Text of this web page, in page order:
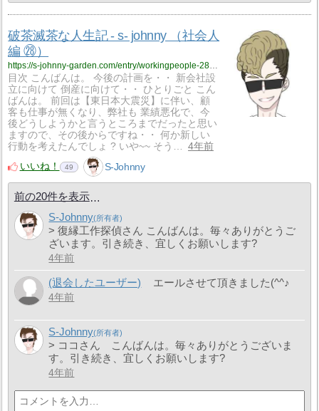
破茶滅茶な人生記 - s- johnny （社会人
編 ㉘）
https://s-johnny-garden.com/entry/workingpeople-28?utm_source=feed
目次 こんばんは。 今後の計画を・・ 新会社設
立に向けて 倒産に向けて・・ ひとりごと こん
ばんは。 前回は【東日本大震災】に伴い、顧
客も仕事が無くなり、弊社も 業績悪化で、今
後どうしようかと言うところまでだったと思い
ますので、その後からですね・・ 何か新しい
行動を考えたんでしょ ? いや~~ そう…
4年前
いいね！
49 S-Johnny
前の20件を表示
S-Johnny
> 復縁工作探偵さん こんばんは。毎々ありがとうご
ざいます。引き続き、宜しくお願いします?
4年前
(退会したユーザー) エールさせて頂きました(^^♪
4年前
S-Johnny
> ココさん こんばんは。毎々ありがとうございま
す。引き続き、宜しくお願いします?
4年前